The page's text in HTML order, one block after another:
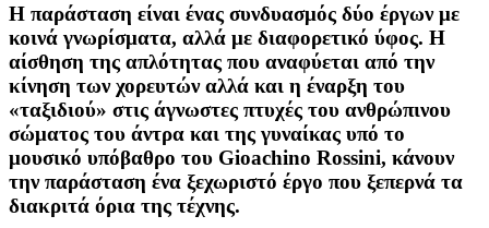
Η παράσταση είναι ένας συνδυασμός δύο έργων με
κοινά γνωρίσματα, αλλά με διαφορετικό ύφος. Η
αίσθηση της απλότητας που αναφύεται από την
κίνηση των χορευτών αλλά και η έναρξη του
«ταξιδιού» στις άγνωστες πτυχές του ανθρώπινου
σώματος του άντρα και της γυναίκας υπό το
μουσικό υπόβαθρο του Gioachino Rossini, κάνουν
την παράσταση ένα ξεχωριστό έργο που ξεπερνά τα
διακριτά όρια της τέχνης.